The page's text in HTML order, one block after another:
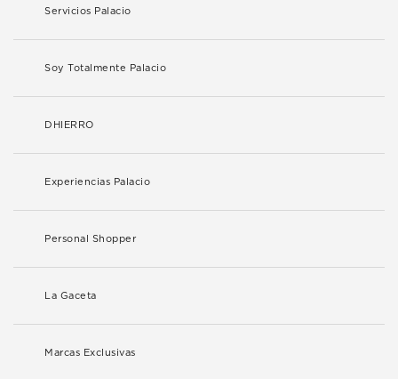
Servicios Palacio
Soy Totalmente Palacio
DHIERRO
Experiencias Palacio
Personal Shopper
La Gaceta
Marcas Exclusivas